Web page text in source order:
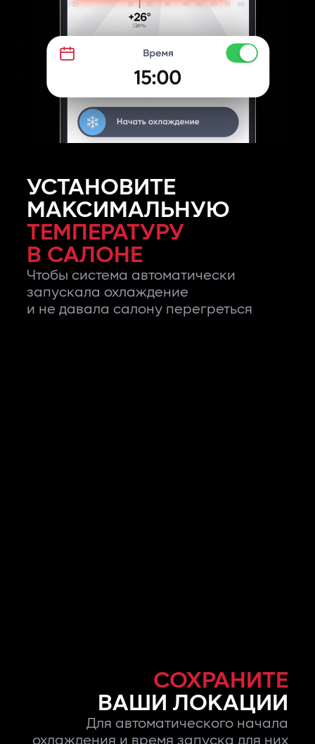
УСТАНОВИТЕ
МАКСИМАЛЬНУЮ
ТЕМПЕРАТУРУ
В САЛОНЕ
Чтобы система автоматически
запускала охлаждение
и не давала салону перегреться
СОХРАНИТЕ
ВАШИ ЛОКАЦИИ
Для автоматического начала
охлаждения и время запуска для них